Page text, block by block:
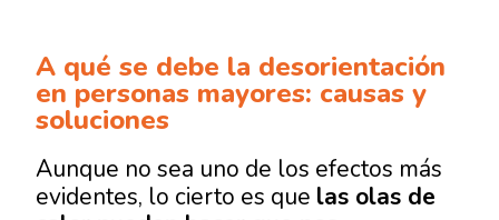
A qué se debe la desorientación
en personas mayores: causas y
soluciones
Aunque no sea uno de los efectos más
evidentes, lo cierto es que las olas de